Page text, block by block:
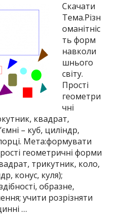
Скачати
Тема.Різн
оманітніс
ть форм
навколи
шнього
світу.
Прості
геометри
чні
квадрат,
– куб, циліндр,
Мета:формувати
геометричні форми
трикутник, коло,
конус, куля);
образне,
учити розрізняти
…